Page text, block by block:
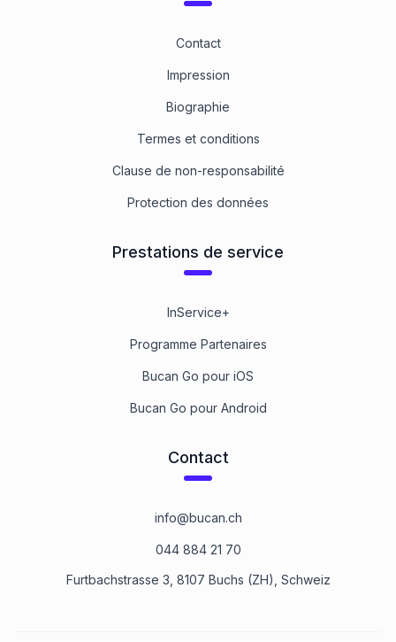
Contact
Impression
Biographie
Termes et conditions
Clause de non-responsabilité
Protection des données
Prestations de service
InService+
Programme Partenaires
Bucan Go pour iOS
Bucan Go pour Android
Contact
info@bucan.ch
044 884 21 70
Furtbachstrasse 3, 8107 Buchs (ZH), Schweiz